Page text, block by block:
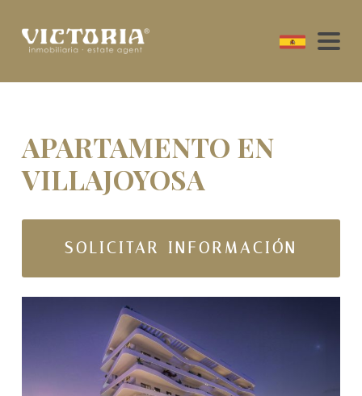
APARTAMENTO EN
VILLAJOYOSA
SOLICITAR INFORMACIÓN